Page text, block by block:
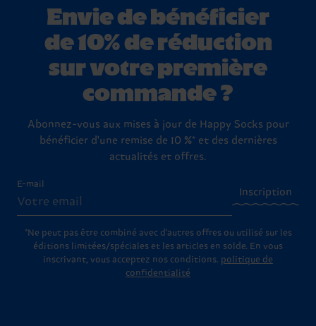
Envie de bénéficier
de 10% de réduction
sur votre première
commande ?
Abonnez-vous aux mises à jour de Happy Socks pour
bénéficier d'une remise de 10 %* et des dernières
actualités et offres.
E-mail
Inscription
*Ne peut pas être combiné avec d'autres offres ou utilisé sur les
éditions limitées/spéciales et les articles en solde. En vous
inscrivant, vous acceptez nos conditions. politique de
confidentialité